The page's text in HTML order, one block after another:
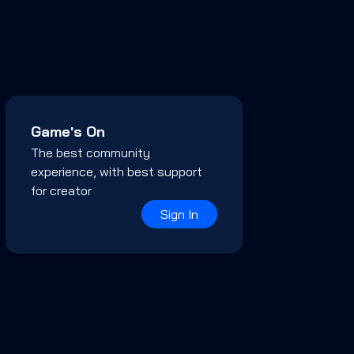
Game's On
The best community
experience, with best support
for creator
Sign In